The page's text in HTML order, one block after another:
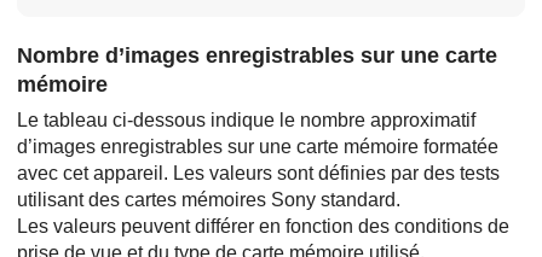
Nombre d’images enregistrables sur une carte
mémoire
Le tableau ci-dessous indique le nombre approximatif
d’images enregistrables sur une carte mémoire formatée
avec cet appareil. Les valeurs sont définies par des tests
utilisant des cartes mémoires Sony standard.
Les valeurs peuvent différer en fonction des conditions de
prise de vue et du type de carte mémoire utilisé.